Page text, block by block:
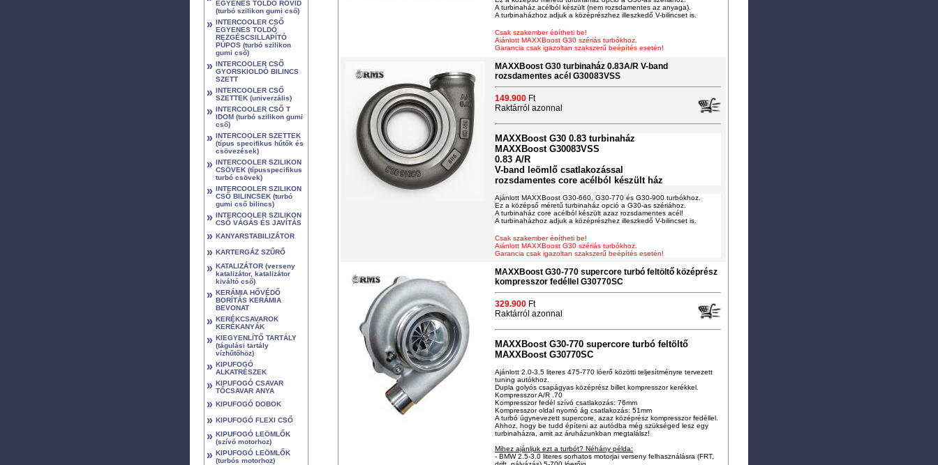
EGYENES TOLDÓ RÖVID
(turbó szilikon gumi cső)
» INTERCOOLER CSŐ
EGYENES TOLDÓ
REZGÉSCSILLAPÍTÓ
PÚPOS (turbó szilikon
gumi cső)
» INTERCOOLER CSŐ
GYORSKIOLDÓ BILINCS
SZETT
» INTERCOOLER CSŐ
SZETTEK (univerzális)
» INTERCOOLER CSŐ T
IDOM (turbó szilikon gumi
cső)
» INTERCOOLER SZETTEK
(típus specifikus hűtők és
csövezések)
» INTERCOOLER SZILIKON
CSÖVEK (típusspecifikus
turbó csövek)
» INTERCOOLER SZILIKON
CSŐ BILINCSEK (turbó
gumi cső bilincs)
» INTERCOOLER SZILIKON
CSŐ VÁGÁS ÉS JAVÍTÁS
» KANYARSTABILIZÁTOR
» KARTERGÁZ SZŰRŐ
» KATALIZÁTOR (verseny
katalizátor, katalizátor
kiváltó cső)
» KERÁMIA HŐVÉDŐ
BORÍTÁS KERÁMIA
BEVONAT
» KERÉKCSAVAROK
KERÉKANYÁK
» KIEGYENLÍTŐ TARTÁLY
(tágulási tartály
vízhűtőhöz)
» KIPUFOGÓ
ALKATRÉSZEK
» KIPUFOGÓ CSAVAR
TŐCSAVAR ANYA
» KIPUFOGÓ DOBOK
» KIPUFOGÓ FLEXI CSŐ
» KIPUFOGÓ LEÖMLŐK
(szívó motorhoz)
» KIPUFOGÓ LEÖMLŐK
(turbós motorhoz)
A turbinaház acélból készült (nem rozsdamentes az anyaga).
A turbinaházhoz adjuk a középrészhez illeszkedő V-bilincset is.
Csak szakember építheti be!
Ajánlott MAXXBoost G30 szériás turbókhoz.
Garancia csak igazoltan szakszerű beépítés esetén!
MAXXBoost G30 turbinaház 0.83A/R V-band
rozsdamentes acél G30083VSS
149.900 Ft
Raktárról azonnal
MAXXBoost G30 0.83 turbinaház
MAXXBoost G30083VSS
0.83 A/R
V-band leömlő csatlakozással
rozsdamentes core acélból készült ház
Ajánlott MAXXBoost G30-660, G30-770 és G30-900 turbókhoz.
Ez a középső méretű turbinaház opció a G30-as szériához.
A turbinaház core acélból készült azaz rozsdamentes acél!
A turbinaházhoz adjuk a középrészhez illeszkedő V-bilincset is.
Csak szakember építheti be!
Ajánlott MAXXBoost G30 szériás turbókhoz.
Garancia csak igazoltan szakszerű beépítés esetén!
MAXXBoost G30-770 supercore turbó feltöltő középrész
kompresszor fedéllel G30770SC
329.900 Ft
Raktárról azonnal
MAXXBoost G30-770 supercore turbó feltöltő
MAXXBoost G30770SC
Ajánlott 2.0-3.5 literes 475-770 lóerő közötti teljesítményre tervezett
tuning autókhoz.
Dupla golyós csapágyas középrész billet kompresszor kerékkel.
Kompresszor A/R .70
Kompresszor fedél szívó csatlakozás: 76mm
Kompresszor oldal nyomó ág csatlakozás: 51mm
A turbó úgynevezett supercore, azaz középrész kompresszor fedéllel.
Ahhoz, hogy be tudd építeni az autódba még szükséged lesz egy
turbinaházra, amit az áruházunkban megtalálsz!
Mihez ajánljuk ezt a turbót? Néhány példa:
- BMW 2.5-3.0 literes sorhatos motorjai verseny felhasználásra (FRT,